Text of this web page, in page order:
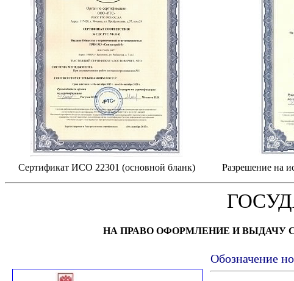
Сертификат ИСО 22301 (основной бланк) Разрешение на
НА ПРАВО ОФОРМЛЕНИЕ И ВЫДАЧУ
Обозначение